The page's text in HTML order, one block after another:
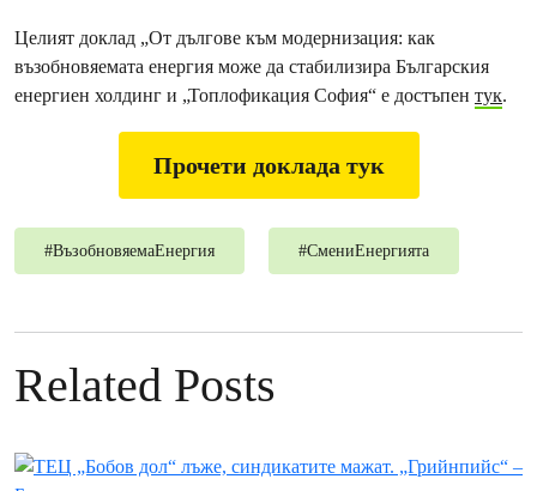
Целият доклад „От дългове към модернизация: как
възобновяемата енергия може да стабилизира Българския
енергиен холдинг и „Топлофикация София“ е достъпен тук.
Прочети доклада тук
#ВъзобновяемаЕнергия #СмениЕнергията
Related Posts